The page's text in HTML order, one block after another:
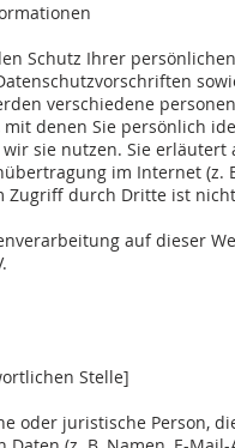
Schutz Ihrer
verschiedene
mit denen Sie persönlich
sie nutzen. Sie erläutert
im Internet
Zugriff durch Dritte ist
auf dieser
Stelle]
oder juristische Person,